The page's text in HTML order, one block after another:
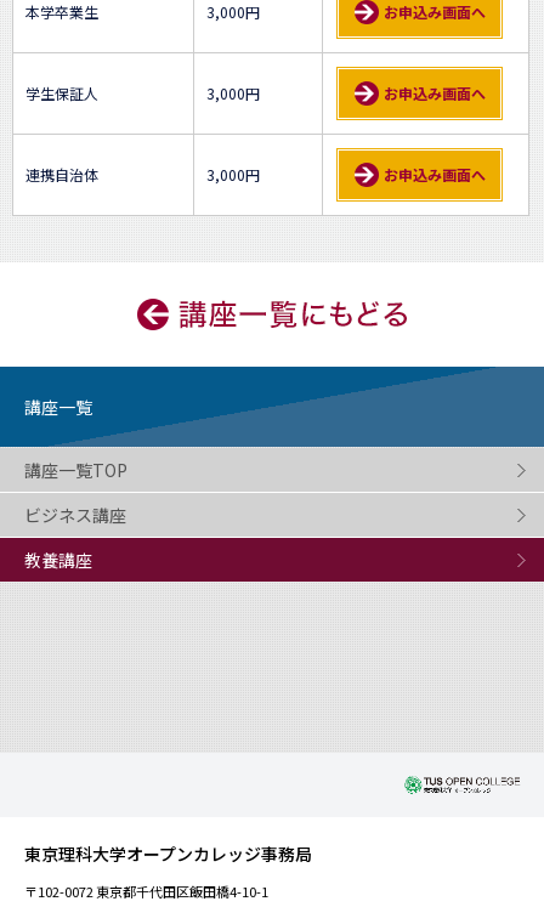
本学卒業生 3,000円 お申込み画面へ
学生保証人 3,000円 お申込み画面へ
連携自治体 3,000円 お申込み画面へ
講座一覧
講座一覧TOP
ビジネス講座
教養講座
東京理科大学オープンカレッジ事務局
〒102-0072 東京都千代田区飯田橋4-10-1